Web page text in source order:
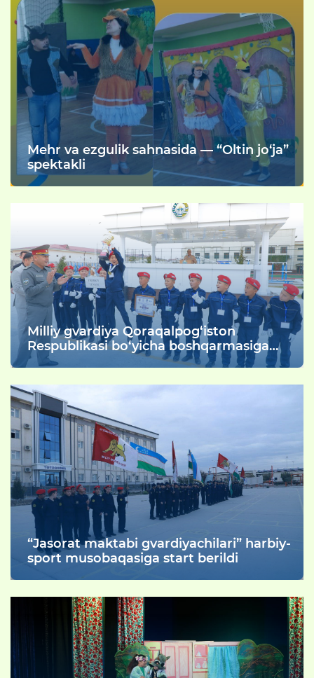
Mehr va ezgulik sahnasida — “Oltin jo‘ja”
spektakli
Milliy gvardiya Qoraqalpog‘iston
Respublikasi bo‘yicha boshqarmasiga
biriktirilgan "Jasorat maktablari"
maktab ta’limi vazirligi bilan
hamkorlikda "Jasorat maktablari –
gvardiyachilari" nomli harbiy-sport
musobaqasi tashkil etildi.
“Jasorat maktabi gvardiyachilari” harbiy-
sport musobaqasiga start berildi